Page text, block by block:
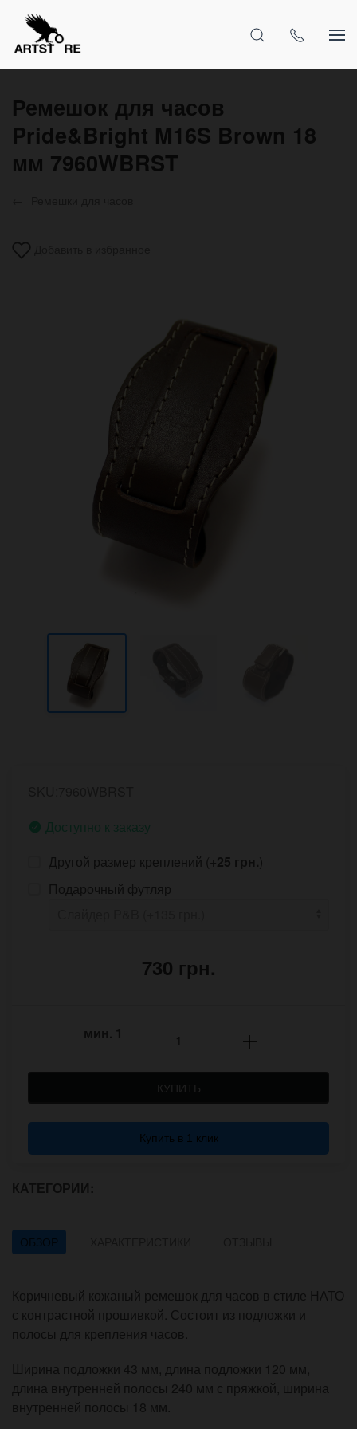
Ремешок для часов
Pride&Bright M16S Brown 18
мм 7960WBRST
Доступно к заказу
Другой размер креплений (+25 грн.)
Подарочный футляр
730 грн.
мин. 1
КУПИТЬ
Купить в 1 клик
КАТЕГОРИИ:
ОБЗОР
Коричневый кожаный ремешок для часов в стиле НАТО
с контрастной прошивкой. Состоит из подложки и
полосы для крепления часов.
Ширина подложки 43 мм, длина подложки 120 мм,
длина внутренней полосы 240 мм с пряжкой, ширина
внутренней полосы 18 мм.